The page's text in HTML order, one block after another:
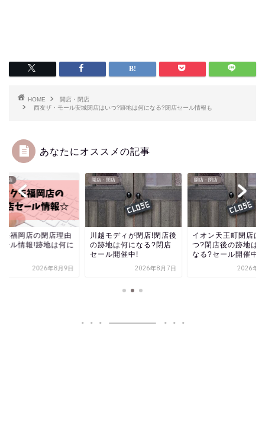
HOME
開店・閉店
西友ザ・モール安城閉店はいつ?跡地は何になる?閉店セール情報も
あなたにオススメの記事
閉店
モ福岡店の閉店理由
ール情報!跡地は何に
2026年8月9日
開店・閉店
川越モディが閉店!閉店後
の跡地は何になる?閉店
セール開催中!
2026年8月7日
開店・閉店
イオン天王町閉店は
つ?閉店後の跡地は
なる?セール開催中!
2026年8